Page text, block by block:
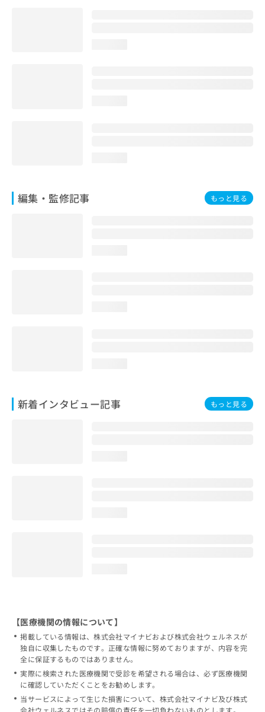
編集・監修記事 もっと見る
新着インタビュー記事 もっと見る
【医療機関の情報について】
掲載している情報は、株式会社マイナビおよび株式会社ウェルネスが
独自に収集したものです。正確な情報に努めておりますが、内容を完
全に保証するものではありません。
実際に検索された医療機関で受診を希望される場合は、必ず医療機関
に確認していただくことをお勧めします。
当サービスによって生じた損害について、株式会社マイナビ及び株式
会社ウェルネスではその賠償の責任を一切負わないものとします。